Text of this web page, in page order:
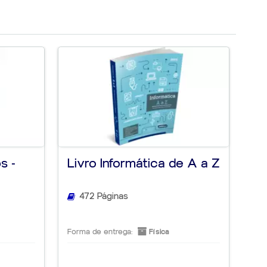
-
Livro Informática de A a Z
472 Páginas
Forma de entrega: Física